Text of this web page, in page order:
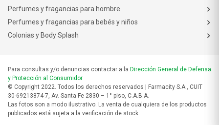
Perfumes y fragancias para hombre
Perfumes y fragancias para bebés y niños
Colonias y Body Splash
Para consultas y/o denuncias contactar a la Dirección General de Defensa
y Protección al Consumidor
© Copyright 2022. Todos los derechos reservados | Farmacity S.A., CUIT
30-69213874-7, Av. Santa Fe 2830 – 1° piso, C.A.B.A.
Las fotos son a modo ilustrativo. La venta de cualquiera de los productos
publicados está sujeta a la verificación de stock.